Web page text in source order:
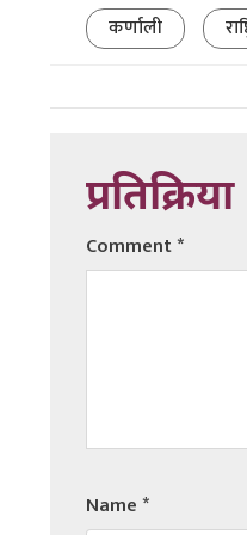
कर्णाली
प्रतिक्रिया
Comment*
Name*